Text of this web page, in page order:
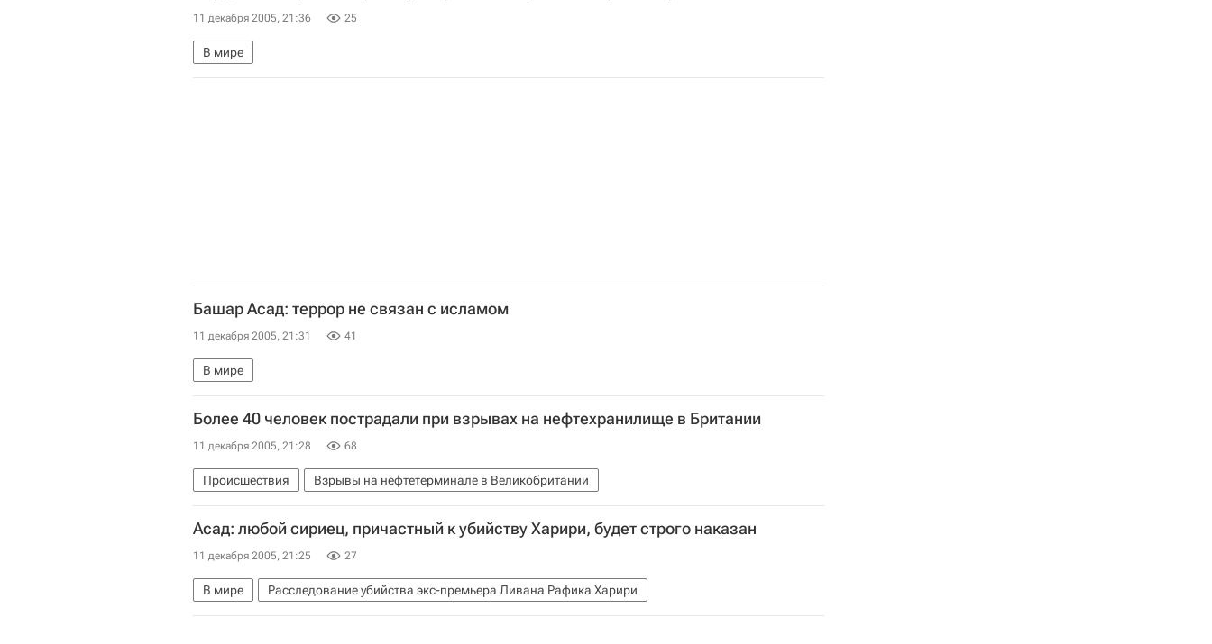
11 декабря 2005, 21:36 25
В мире
Башар Асад: террор не связан с исламом
11 декабря 2005, 21:31 41
В мире
Более 40 человек пострадали при взрывах на нефтехранилище в Британии
11 декабря 2005, 21:28 68
Происшествия Взрывы на нефтетерминале в Великобритании
Асад: любой сириец, причастный к убийству Харири, будет строго наказан
11 декабря 2005, 21:25 27
В мире Расследование убийства экс-премьера Ливана Рафика Харири